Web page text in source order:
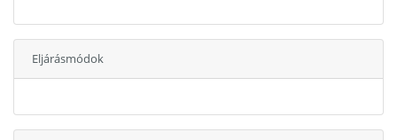
Eljárásmódok